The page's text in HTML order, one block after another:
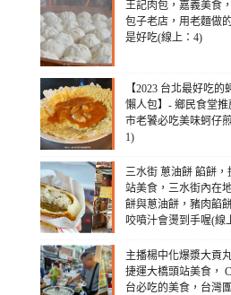
王記肉包，嘉義美食
包子老店，用老麵做
是好吃(線上：4)
【2023 台北最好吃的
懶人包】- 鄉民食堂推
市老饕必吃美味蚵仔
1)
三水街 蔥油餅 餡餅，
站美食，三水街內在
餅與蔥油餅，豬肉餡
咬噴汁會燙到手喔(線
主播楊中化爆漿大貢
捷運大橋頭站美食，
台必吃的美食，台灣